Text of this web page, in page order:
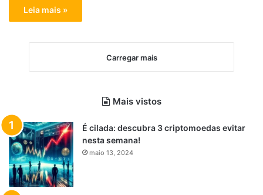
Leia mais »
Carregar mais
Mais vistos
É cilada: descubra 3 criptomoedas evitar
nesta semana!
maio 13, 2024